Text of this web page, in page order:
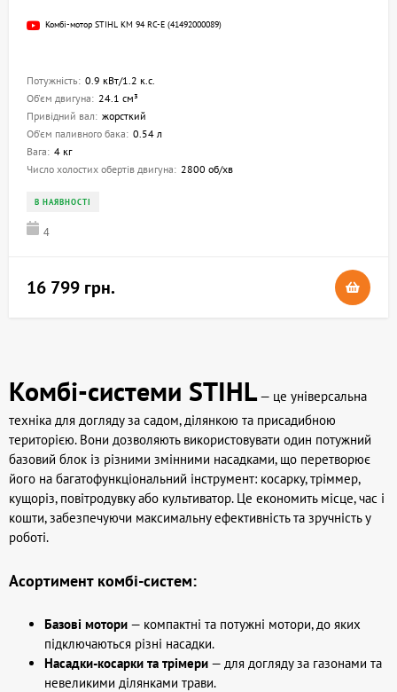
Комбі-мотор STIHL KM 94 RC-E (41492000089)
Потужність: 0.9 кВт/1.2 к.с.
Об'єм двигуна: 24.1 см³
Привідний вал: жорсткий
Об'єм паливного бака: 0.54 л
Вага: 4 кг
Число холостих обертів двигуна: 2800 об/хв
В НАЯВНОСТІ
4
16 799 грн.
Комбі-системи STIHL— це універсальна
техніка для догляду за садом, ділянкою та присадибною
територією. Вони дозволяють використовувати один потужний
базовий блок із різними змінними насадками, що перетворює
його на багатофункціональний інструмент: косарку, тріммер,
кущоріз, повітродувку або культиватор. Це економить місце, час і
кошти, забезпечуючи максимальну ефективність та зручність у
роботі.
Асортимент комбі-систем:
Базові мотори — компактні та потужні мотори, до яких
підключаються різні насадки.
Насадки-косарки та трімери — для догляду за газонами та
невеликими ділянками трави.